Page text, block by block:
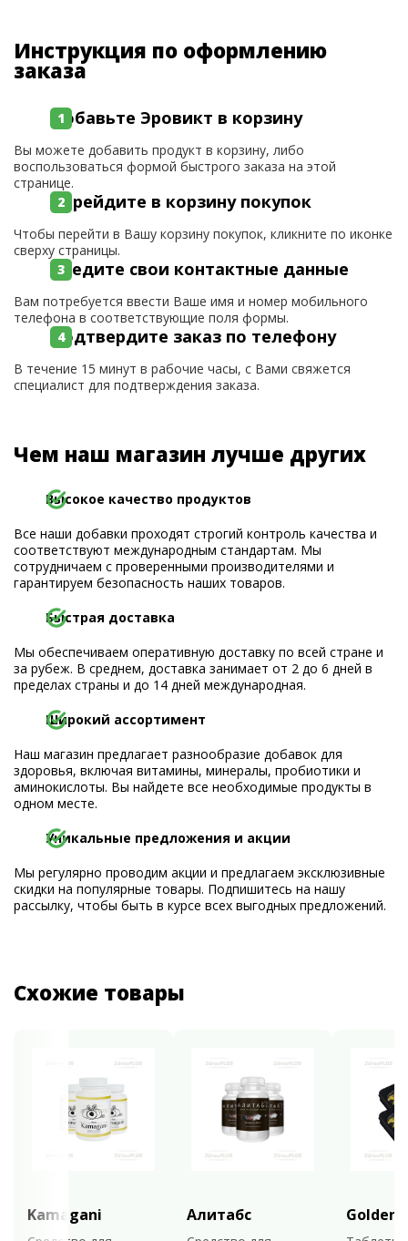
Инструкция по оформлению
заказа
Добавьте Эровикт в корзину
Вы можете добавить продукт в корзину, либо
воспользоваться формой быстрого заказа на этой
странице.
Перейдите в корзину покупок
Чтобы перейти в Вашу корзину покупок, кликните по иконке
сверху страницы.
Введите свои контактные данные
Вам потребуется ввести Ваше имя и номер мобильного
телефона в соответствующие поля формы.
Подтвердите заказ по телефону
В течение 15 минут в рабочие часы, с Вами свяжется
специалист для подтверждения заказа.
Чем наш магазин лучше других
Высокое качество продуктов
Все наши добавки проходят строгий контроль качества и
соответствуют международным стандартам. Мы
сотрудничаем с проверенными производителями и
гарантируем безопасность наших товаров.
Быстрая доставка
Мы обеспечиваем оперативную доставку по всей стране и
за рубеж. В среднем, доставка занимает от 2 до 6 дней в
пределах страны и до 14 дней международная.
Широкий ассортимент
Наш магазин предлагает разнообразие добавок для
здоровья, включая витамины, минералы, пробиотики и
аминокислоты. Вы найдете все необходимые продукты в
одном месте.
Уникальные предложения и акции
Мы регулярно проводим акции и предлагаем эксклюзивные
скидки на популярные товары. Подпишитесь на нашу
рассылку, чтобы быть в курсе всех выгодных предложений.
Схожие товары
Kamagani Алитабс Golden